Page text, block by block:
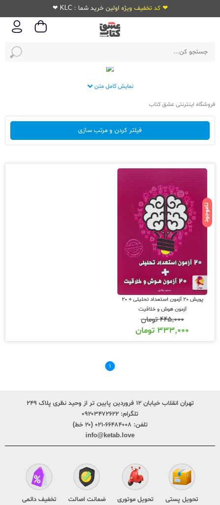
❤ کد تخفیف ویژه اولین خرید شما : KLC ❤
نمایش کامل متن
فروشگاه اینترنتی عشق کتاب
فیلتر کردن و مرتب سازی
ناموجود
پویش 20 آزمون استعداد تحلیلی + 20
آزمون هوش و خلاقیت
۴۴۵,۰۰۰تومان
۳۳۳,۰۰۰ تومان
۱
تهران انقلاب خیابان ۱۲ فروردین پایین تر از وحید نظری پلاک ۲۴۹
تلگرام: ۰۹۲۰۳۴۷۲۶۲۲
تلفن: ۶۶۴۸۴۰۰۸-۰۲۱ (۲۰ خط)
info@ketab.love
تحویل پستی تحویل موتوری ضمانت اصالت تخفیف دائمی